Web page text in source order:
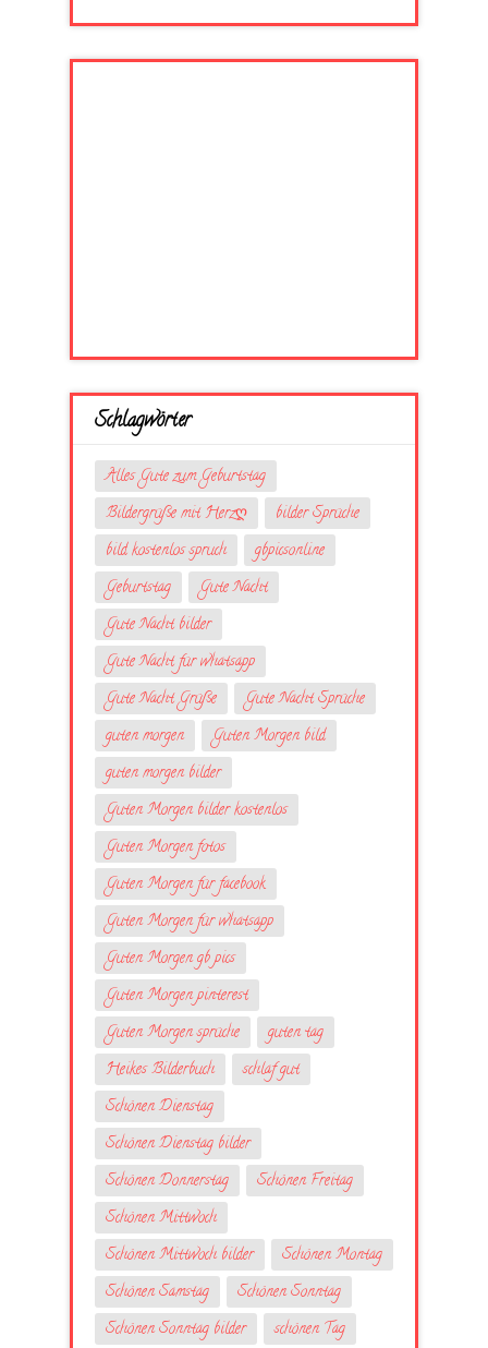
Schlagwörter
Alles Gute zum Geburtstag
Bildergrüße mit Herzღ
bilder Sprüche
bild kostenlos spruch
gbpicsonline
Geburtstag
Gute Nacht
Gute Nacht bilder
Gute Nacht für whatsapp
Gute Nacht Grüße
Gute Nacht Sprüche
guten morgen
Guten Morgen bild
guten morgen bilder
Guten Morgen bilder kostenlos
Guten Morgen fotos
Guten Morgen für facebook
Guten Morgen für whatsapp
Guten Morgen gb pics
Guten Morgen pinterest
Guten Morgen sprüche
guten tag
Heikes Bilderbuch
schlaf gut
Schönen Dienstag
Schönen Dienstag bilder
Schönen Donnerstag
Schönen Freitag
Schönen Mittwoch
Schönen Mittwoch bilder
Schönen Montag
Schönen Samstag
Schönen Sonntag
Schönen Sonntag bilder
schönen Tag